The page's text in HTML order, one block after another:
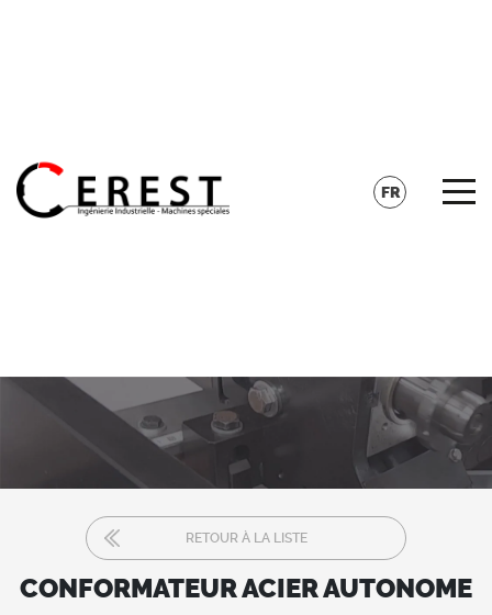
FR
RETOUR À LA LISTE
CONFORMATEUR ACIER AUTONOME